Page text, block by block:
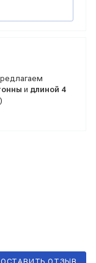
и длиной 4